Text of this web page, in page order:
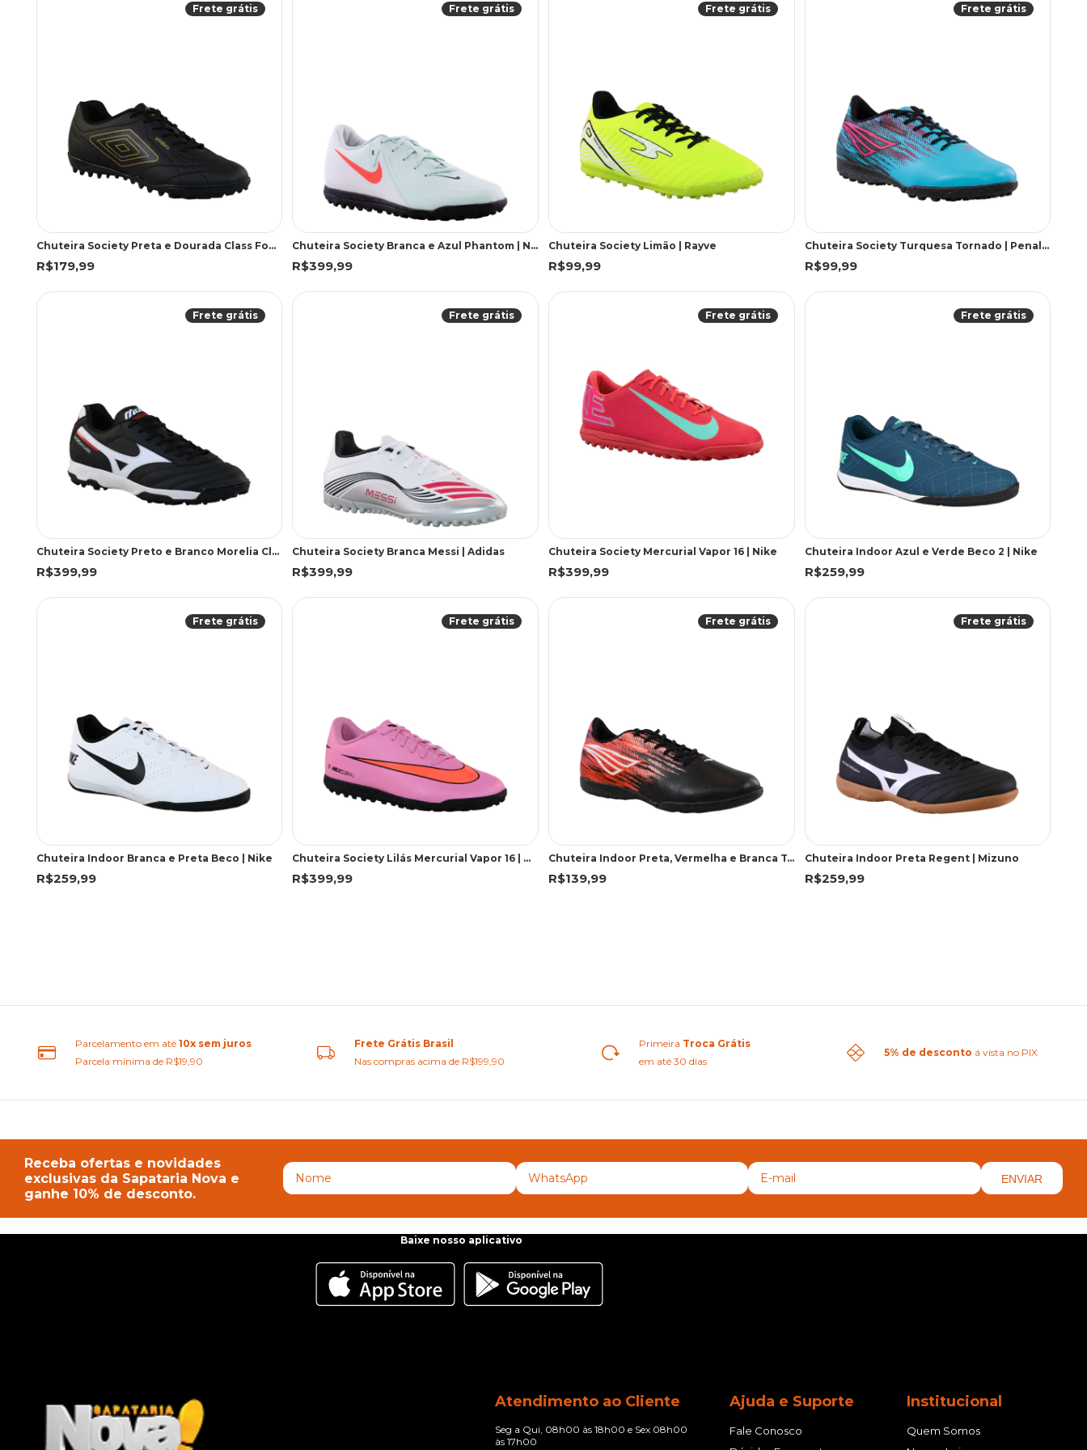
Frete grátis
Chuteira Society Preta e Dourada Class Footballer | Umbro
R$179,99
Frete grátis
Chuteira Society Branca e Azul Phantom | Nike
R$399,99
Frete grátis
Chuteira Society Limão | Rayve
R$99,99
Frete grátis
Chuteira Society Turquesa Tornado | Penalty
R$99,99
Frete grátis
Chuteira Society Preto e Branco Morelia Classic | Mizuno
R$399,99
Frete grátis
Chuteira Society Branca Messi | Adidas
R$399,99
Frete grátis
Chuteira Society Mercurial Vapor 16 | Nike
R$399,99
Frete grátis
Chuteira Indoor Azul e Verde Beco 2 | Nike
R$259,99
Frete grátis
Chuteira Indoor Branca e Preta Beco | Nike
R$259,99
Frete grátis
Chuteira Society Lilás Mercurial Vapor 16 | Nike
R$399,99
Frete grátis
Chuteira Indoor Preta, Vermelha e Branca Tornado | Penalty
R$139,99
Frete grátis
Chuteira Indoor Preta Regent | Mizuno
R$259,99
Parcelamento em até10x sem juros
Parcela mínima de R$19,90
Frete Grátis Brasil
Nas compras acima de R$199,90
Primeira Troca Grátis
em até 30 dias
5% de desconto á vista no PIX
Receba ofertas e novidades
exclusivas da Sapataria Nova e
ganhe 10% de desconto.
ENVIAR
Baixe nosso aplicativo
Atendimento ao Cliente
Seg a Qui, 08h00 às 18h00 e Sex 08h00
às 17h00
Ajuda e Suporte
Fale Conosco
Institucional
Quem Somos